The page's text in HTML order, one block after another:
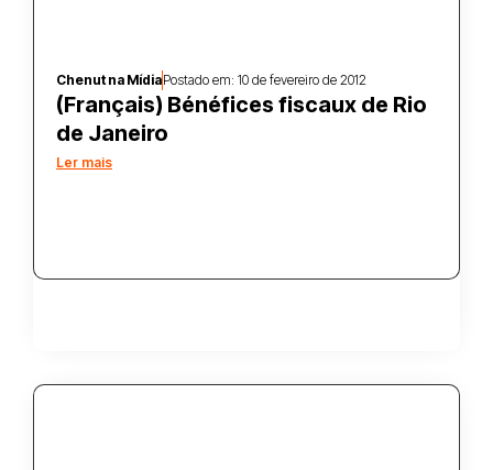
Chenut na MídiaPostado em: 10 de fevereiro de 2012
(Français) Bénéfices fiscaux de Rio
de Janeiro
Ler mais